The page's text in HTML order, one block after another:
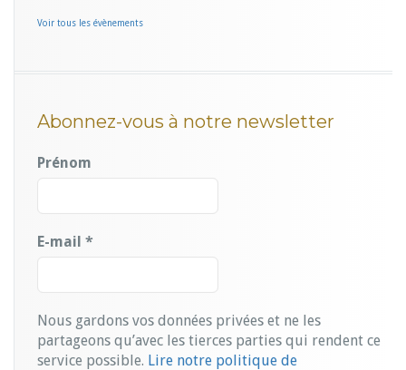
Voir tous les évènements
Abonnez-vous à notre newsletter
Prénom
E-mail *
Nous gardons vos données privées et ne les
partageons qu’avec les tierces parties qui rendent ce
service possible. Lire notre politique de